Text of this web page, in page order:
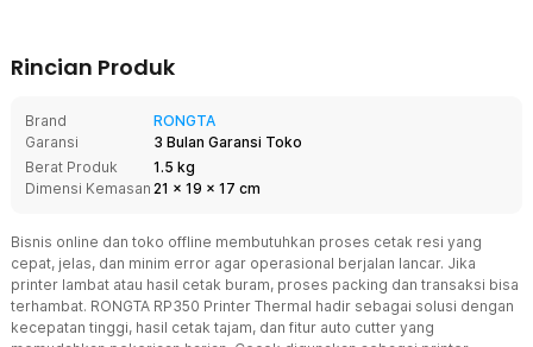
Rincian Produk
Brand
RONGTA
Garansi
3 Bulan Garansi Toko
Berat Produk
1.5 kg
Dimensi Kemasan 21 x 19 x 17 cm
Bisnis online dan toko offline membutuhkan proses cetak resi yang
cepat, jelas, dan minim error agar operasional berjalan lancar. Jika
printer lambat atau hasil cetak buram, proses packing dan transaksi bisa
terhambat. RONGTA RP350 Printer Thermal hadir sebagai solusi dengan
kecepatan tinggi, hasil cetak tajam, dan fitur auto cutter yang